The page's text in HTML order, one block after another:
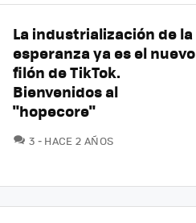
La industrialización de la
esperanza ya es el nuevo
filón de TikTok.
Bienvenidos al
"hopecore"
3 COMENTARIOS
HACE 2 AÑOS